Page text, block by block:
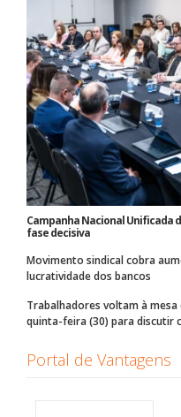
Campanha Nacional Unificada
fase decisiva
Movimento sindical cobra
lucratividade dos bancos
Trabalhadores voltam à
quinta-feira (30) para discutir
Portal de Vantagens